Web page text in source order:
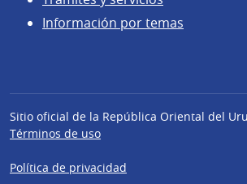
Información por temas
Sitio oficial de la República Oriental del
Términos de uso
Política de privacidad